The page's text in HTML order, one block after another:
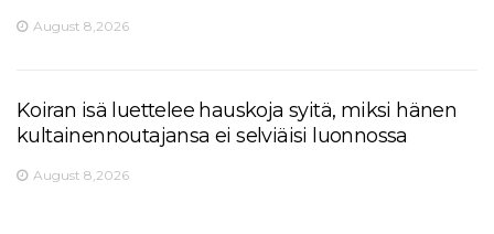
August 8,2026
Koiran isä luettelee hauskoja syitä, miksi hänen
kultainennoutajansa ei selviäisi luonnossa
August 8,2026